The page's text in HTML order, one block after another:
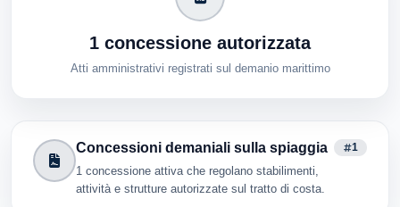
1 concessione autorizzata
Atti amministrativi registrati sul demanio marittimo
Concessioni demaniali sulla spiaggia
1 concessione attiva che regolano stabilimenti,
attività e strutture autorizzate sul tratto di costa.
1